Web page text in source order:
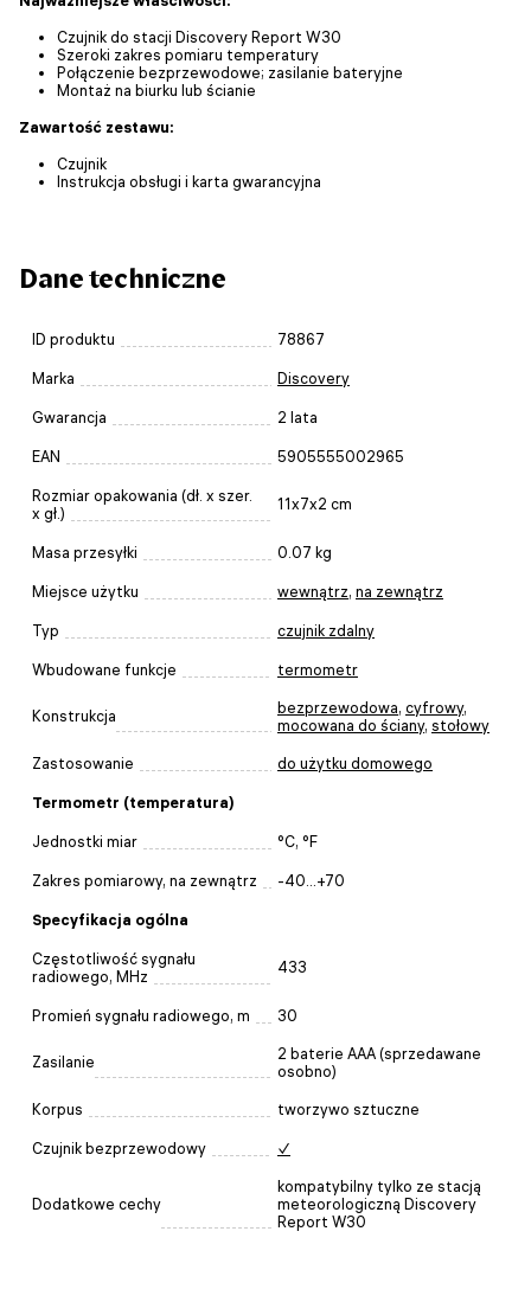
Czujnik do stacji Discovery Report W30
Szeroki zakres pomiaru temperatury
Połączenie bezprzewodowe; zasilanie bateryjne
Montaż na biurku lub ścianie
Zawartość zestawu:
Czujnik
Instrukcja obsługi i karta gwarancyjna
Dane techniczne
ID produktu 78867
Marka Discovery
Gwarancja 2 lata
EAN 5905555002965
Rozmiar opakowania (dł. x szer.
x gł.)
11x7x2 cm
Masa przesyłki 0.07 kg
Miejsce użytku wewnątrz, na zewnątrz
Typ czujnik zdalny
Wbudowane funkcje termometr
Konstrukcja bezprzewodowa, cyfrowy,
mocowana do ściany, stołowy
Zastosowanie do użytku domowego
Termometr (temperatura)
Jednostki miar °C, °F
Zakres pomiarowy, na zewnątrz -40...+70
Specyfikacja ogólna
Częstotliwość sygnału
radiowego, MHz
433
Promień sygnału radiowego, m 30
Zasilanie
2 baterie AAA (sprzedawane
osobno)
Korpus tworzywo sztuczne
Czujnik bezprzewodowy ✓
Dodatkowe cechy
kompatybilny tylko ze stacją
meteorologiczną Discovery
Report W30